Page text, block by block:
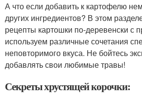
А что если добавить к картофелю
других ингредиентов? В этом
рецепты картошки по-деревенски с
используем различные сочетания
неповторимого вкуса. Не бойтесь
добавлять свои любимые травы!
Секреты хрустящей корочки: